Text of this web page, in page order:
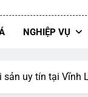
NGHIỆP VỤ
sản uy tín tại Vĩnh